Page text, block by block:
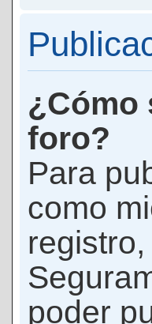
¿Cómo
foro?
Para
como
poder